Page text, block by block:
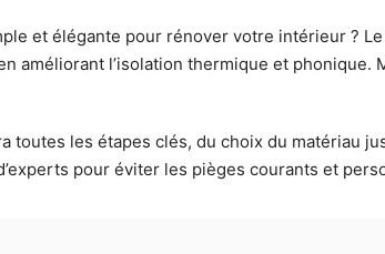
et élégante pour rénover votre intérieur ?
améliorant l’isolation thermique et phonique.
toutes les étapes clés, du choix du matériau
pour éviter les pièges courants et